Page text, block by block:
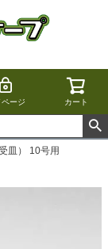
ージ カート
皿） 10号用